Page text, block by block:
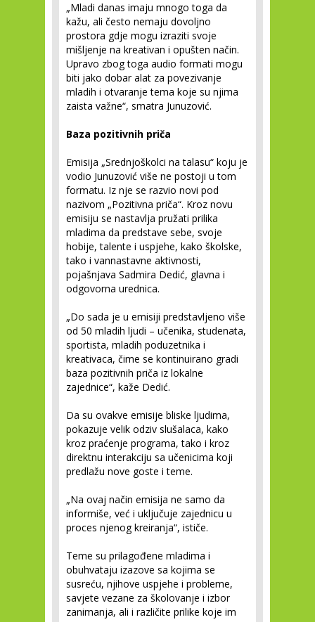
„Mladi danas imaju mnogo toga da
kažu, ali često nemaju dovoljno
prostora gdje mogu izraziti svoje
mišljenje na kreativan i opušten način.
Upravo zbog toga audio formati mogu
biti jako dobar alat za povezivanje
mladih i otvaranje tema koje su njima
zaista važne“, smatra Junuzović.
Baza pozitivnih priča
Emisija „Srednjoškolci na talasu“ koju je
vodio Junuzović više ne postoji u tom
formatu. Iz nje se razvio novi pod
nazivom „Pozitivna priča“. Kroz novu
emisiju se nastavlja pružati prilika
mladima da predstave sebe, svoje
hobije, talente i uspjehe, kako školske,
tako i vannastavne aktivnosti,
pojašnjava Sadmira Dedić, glavna i
odgovorna urednica.
„Do sada je u emisiji predstavljeno više
od 50 mladih ljudi – učenika, studenata,
sportista, mladih poduzetnika i
kreativaca, čime se kontinuirano gradi
baza pozitivnih priča iz lokalne
zajednice“, kaže Dedić.
Da su ovakve emisije bliske ljudima,
pokazuje velik odziv slušalaca, kako
kroz praćenje programa, tako i kroz
direktnu interakciju sa učenicima koji
predlažu nove goste i teme.
„Na ovaj način emisija ne samo da
informiše, već i uključuje zajednicu u
proces njenog kreiranja“, ističe.
Teme su prilagođene mladima i
obuhvataju izazove sa kojima se
susreću, njihove uspjehe i probleme,
savjete vezane za školovanje i izbor
zanimanja, ali i različite prilike koje im